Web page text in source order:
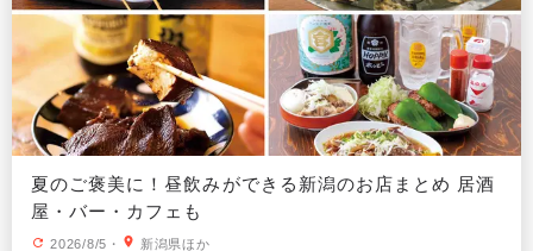
夏のご褒美に！昼飲みができる新潟のお店まとめ 居酒
屋・バー・カフェも
2026/8/5 ・ 新潟県ほか